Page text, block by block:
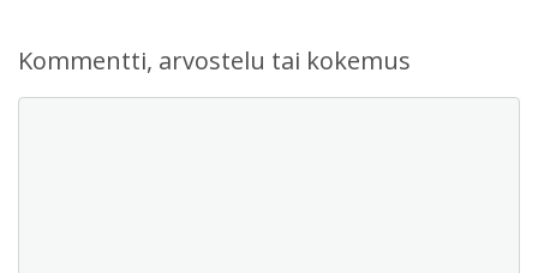
Kommentti, arvostelu tai kokemus